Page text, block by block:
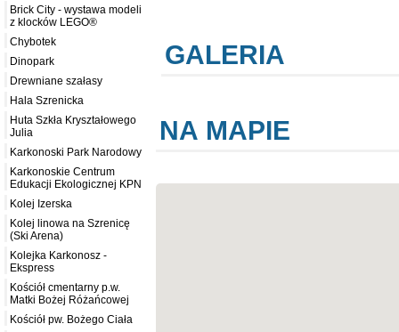
Brick City - wystawa modeli
z klocków LEGO®
Chybotek
Dinopark
Drewniane szałasy
Hala Szrenicka
Huta Szkła Kryształowego
Julia
Karkonoski Park Narodowy
Karkonoskie Centrum
Edukacji Ekologicznej KPN
Kolej Izerska
Kolej linowa na Szrenicę
(Ski Arena)
Kolejka Karkonosz -
Ekspress
Kościół cmentarny p.w.
Matki Bożej Różańcowej
Kościół pw. Bożego Ciała
GALERIA
NA MAPIE